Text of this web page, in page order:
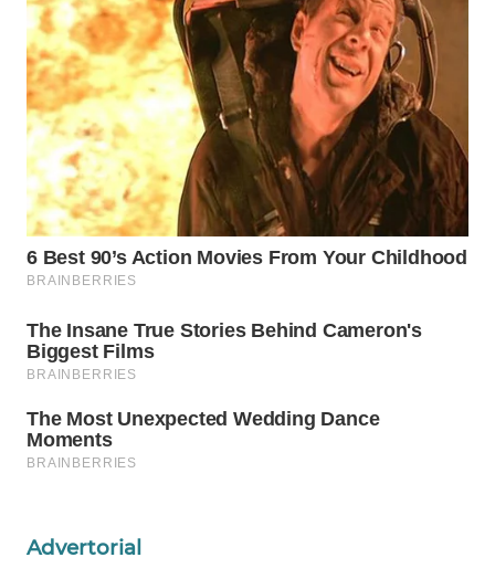
Advertorial
WAHANA
TV
WAHANANEWS
ID
WAHANANEWS
CO ID
WAHANANEWS
NET
WAHANA
SPORT
WAHANA
UMKM